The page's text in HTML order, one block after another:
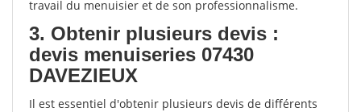
travail du menuisier et de son professionnalisme.
3. Obtenir plusieurs devis :
devis menuiseries 07430
DAVEZIEUX
Il est essentiel d'obtenir plusieurs devis de différents